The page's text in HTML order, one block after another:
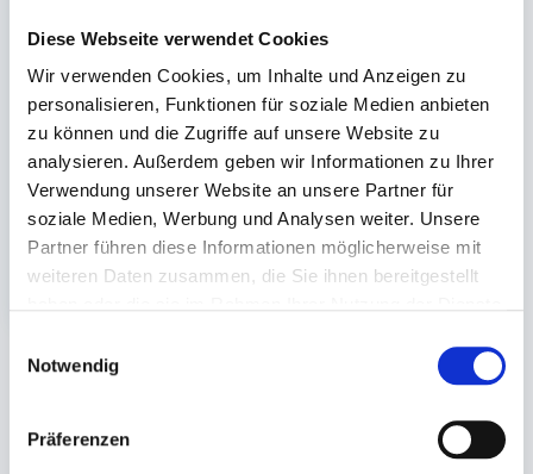
Diese Webseite verwendet Cookies
Wir verwenden Cookies, um Inhalte und Anzeigen zu
personalisieren, Funktionen für soziale Medien anbieten
zu können und die Zugriffe auf unsere Website zu
analysieren. Außerdem geben wir Informationen zu Ihrer
Verwendung unserer Website an unsere Partner für
soziale Medien, Werbung und Analysen weiter. Unsere
Partner führen diese Informationen möglicherweise mit
weiteren Daten zusammen, die Sie ihnen bereitgestellt
Notwendig
Präferenzen
Suppenbecher Pappe
117x117x135mm (950ml)
Lieferzeit ca.10-14
Werktage
525 St.
153,89 € In den Warenkorb
interessiert sein